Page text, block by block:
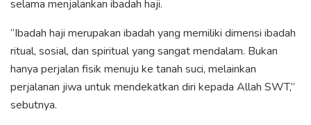
selama menjalankan ibadah haji.
“Ibadah haji merupakan ibadah yang memiliki dimensi ibadah
ritual, sosial, dan spiritual yang sangat mendalam. Bukan
hanya perjalan fisik menuju ke tanah suci, melainkan
perjalanan jiwa untuk mendekatkan diri kepada Allah SWT,”
sebutnya.